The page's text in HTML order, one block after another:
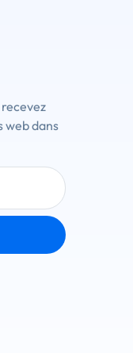
web dans